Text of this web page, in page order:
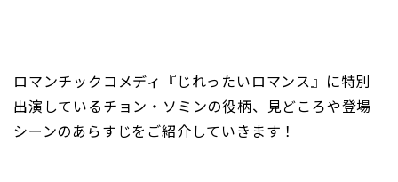
ロマンチックコメディ『じれったいロマンス』に特別
出演しているチョン・ソミンの役柄、見どころや登場
シーンのあらすじをご紹介していきます！